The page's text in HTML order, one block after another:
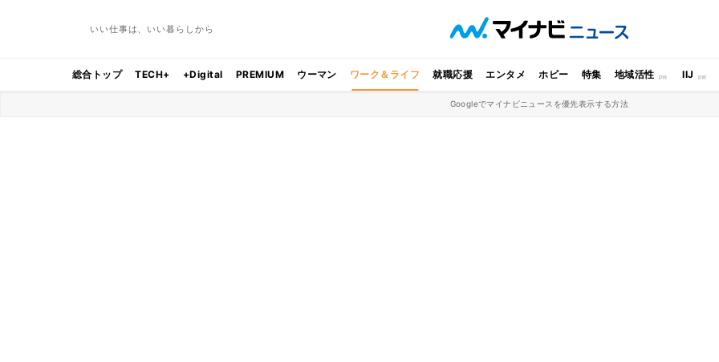
いい仕事は、いい暮らしから
総合トップ TECH+ +Digital PREMIUM ウーマン ワーク＆ライフ 就職応援 エンタメ ホビー 特集 地域活性 IIJ
Googleでマイナビニュースを優先表示する方法